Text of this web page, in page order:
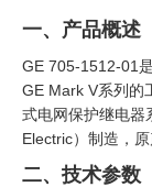
一、产品概述
GE 705-1512-01
GE Mark V系列的
式电网保护继电器
Electric）制造，原
二、技术参数